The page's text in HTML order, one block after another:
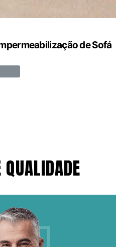
de Sofá